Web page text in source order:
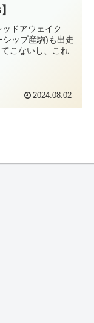
ドアウェイク
ップ産駒)も出走
こないし、これ
2024.08.02